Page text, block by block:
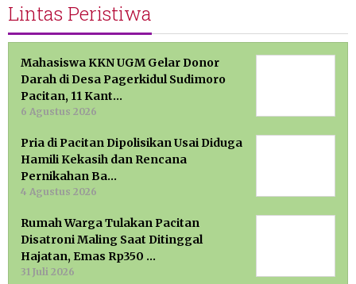
Lintas Peristiwa
Mahasiswa KKN UGM Gelar Donor
Darah di Desa Pagerkidul Sudimoro
Pacitan, 11 Kant…
6 Agustus 2026
Pria di Pacitan Dipolisikan Usai Diduga
Hamili Kekasih dan Rencana
Pernikahan Ba…
4 Agustus 2026
Rumah Warga Tulakan Pacitan
Disatroni Maling Saat Ditinggal
Hajatan, Emas Rp350 …
31 Juli 2026